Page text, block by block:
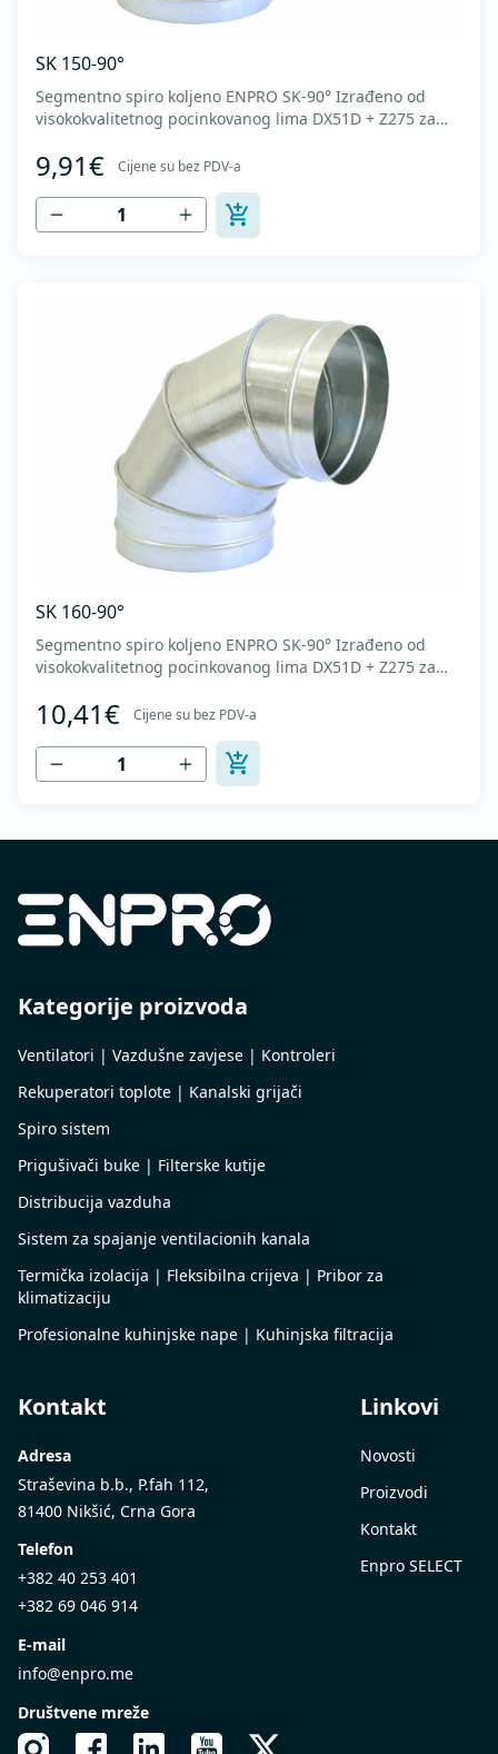
SK 150-90°
Segmentno spiro koljeno ENPRO SK-90° Izrađeno od
visokokvalitetnog pocinkovanog lima DX51D + Z275 za
1506 I MEST EN 12237.
9,91€ Cijene su bez PDV-a
SK 160-90°
Segmentno spiro koljeno ENPRO SK-90° Izrađeno od
visokokvalitetnog pocinkovanog lima DX51D + Z275 za
1506 I MEST EN 12237.
10,41€ Cijene su bez PDV-a
Kategorije proizvoda
Ventilatori | Vazdušne zavjese | Kontroleri
Rekuperatori toplote | Kanalski grijači
Spiro sistem
Prigušivači buke | Filterske kutije
Distribucija vazduha
Sistem za spajanje ventilacionih kanala
Termička izolacija | Fleksibilna crijeva | Pribor za
klimatizaciju
Profesionalne kuhinjske nape | Kuhinjska filtracija
Kontakt
Adresa
Straševina b.b., P.fah 112,
81400 Nikšić, Crna Gora
Telefon
+382 40 253 401
+382 69 046 914
E-mail
info@enpro.me
Društvene mreže
Linkovi
Novosti
Proizvodi
Kontakt
Enpro SELECT